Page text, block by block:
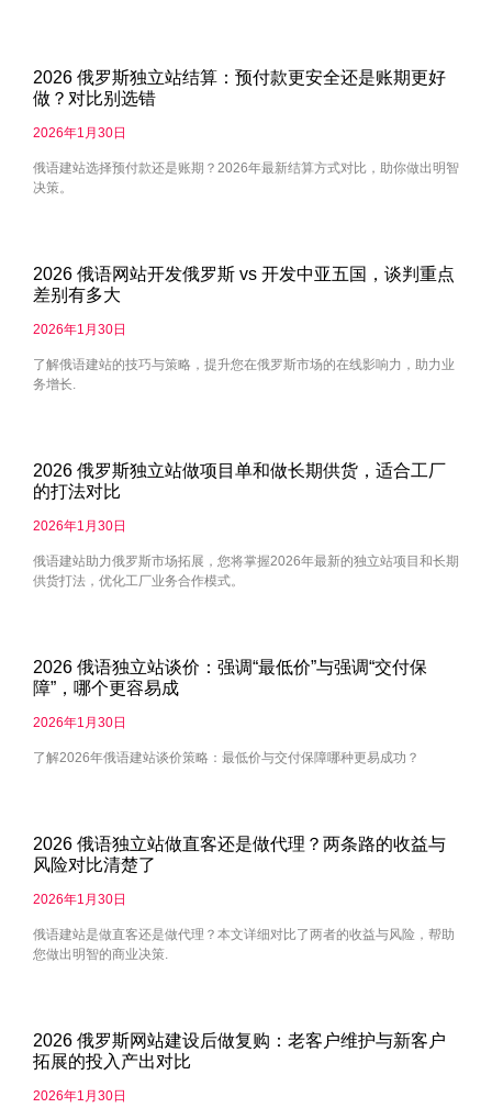
2026 俄罗斯独立站结算：预付款更安全还是账期更好
做？对比别选错
2026年1月30日
俄语建站选择预付款还是账期？2026年最新结算方式对比，助你做出明智
决策。
2026 俄语网站开发俄罗斯 vs 开发中亚五国，谈判重点
差别有多大
2026年1月30日
了解俄语建站的技巧与策略，提升您在俄罗斯市场的在线影响力，助力业
务增长.
2026 俄罗斯独立站做项目单和做长期供货，适合工厂
的打法对比
2026年1月30日
俄语建站助力俄罗斯市场拓展，您将掌握2026年最新的独立站项目和长期
供货打法，优化工厂业务合作模式。
2026 俄语独立站谈价：强调“最低价”与强调“交付保
障”，哪个更容易成
2026年1月30日
了解2026年俄语建站谈价策略：最低价与交付保障哪种更易成功？
2026 俄语独立站做直客还是做代理？两条路的收益与
风险对比清楚了
2026年1月30日
俄语建站是做直客还是做代理？本文详细对比了两者的收益与风险，帮助
您做出明智的商业决策.
2026 俄罗斯网站建设后做复购：老客户维护与新客户
拓展的投入产出对比
2026年1月30日